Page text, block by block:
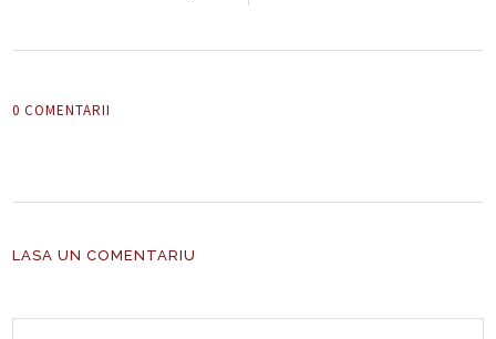
0 COMENTARII
LASA UN COMENTARIU